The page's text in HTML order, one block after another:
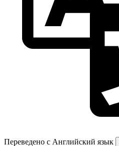
Переведено с Английский язык